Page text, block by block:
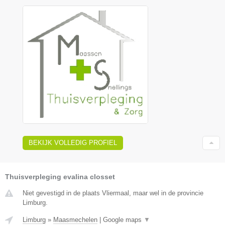
BEKIJK VOLLEDIG PROFIEL
Thuisverpleging evalina closset
Niet gevestigd in de plaats Vliermaal, maar wel in de provincie
Limburg.
Limburg » Maasmechelen Google maps ▼